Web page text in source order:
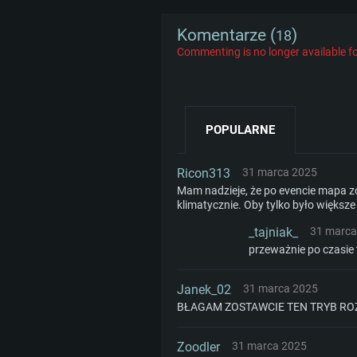
AMD Radeon 77XX / NVIDIA
Minimalna rozdzielczość to
Karta graficzna: Intel Iris Pro
podobna od AMD/Nvidia.
Połączenie sieciowe: Internet
Dysk twardy: 22.1 GB (minimalny
sterownikami (nie starsze niż 6
podobna od AMD z nowymi
Dysk twardy: 22.1 GB
Komentarze (18)
Commenting is no longer available
POPULARNE
Ricon313 31 marca 2025
Mam nadzieje, że po evencie
klimatycznie. Oby tylko było
_tajniak_ 31
przeważnie po
Janek_02 31 marca 2025
BŁAGAM ZOSTAWCIE TEN TRYB
Zoodler 31 marca 2025